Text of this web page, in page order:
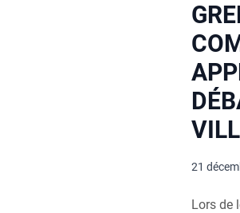
21
Lors de